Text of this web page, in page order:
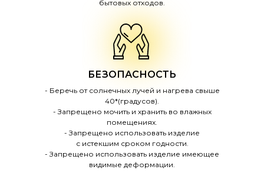
БЕЗОПАСНОСТЬ
бытовых отходов.
- Беречь от солнечных лучей и нагрева свыше
40*(градусов).
- Запрещено мочить и хранить во влажных
помещениях.
- Запрещено использовать изделие
с истекшим сроком годности.
- Запрещено использовать изделие имеющее
видимые деформации.